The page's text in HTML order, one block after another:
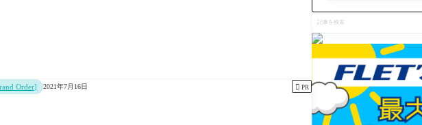
Order] 2021年7月16日  PR
を
検